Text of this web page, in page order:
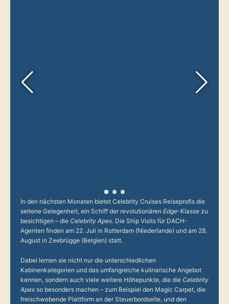
In den nächsten Monaten bietet Celebrity Cruises Reiseprofis die
seltene Gelegenheit, ein Schiff der revolutionären Edge-Klasse zu
besichtigen – die Celebrity Apex. Die Ship Visits für DACH-
Agenten finden am 22. Juli in Rotterdam (Niederlande) und am 28.
August in Zeebrügge (Belgien) statt.
Dabei lernen sie nicht nur die unterschiedlichen
Kabinenkategorien und das umfangreiche kulinarische Angebot
kennen, sondern auch viele weitere Höhepunkte, die die Celebrity
Apexso besonders machen – zum Beispiel den Magic Carpet, die
freischwebende Plattform an der Steuerbordseite, und den